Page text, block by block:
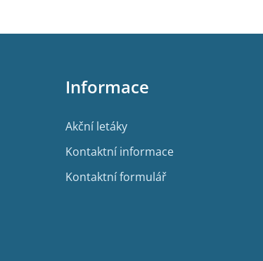
Z
Informace
Akční letáky
Kontaktní informace
Kontaktní formulář